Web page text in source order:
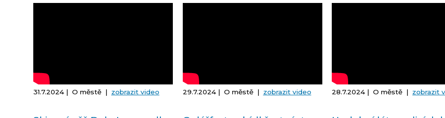
31.7.2024 | O městě | zobrazit video 29.7.2024 | O městě | zobrazit video 28.7.2024 | O městě | zobrazit